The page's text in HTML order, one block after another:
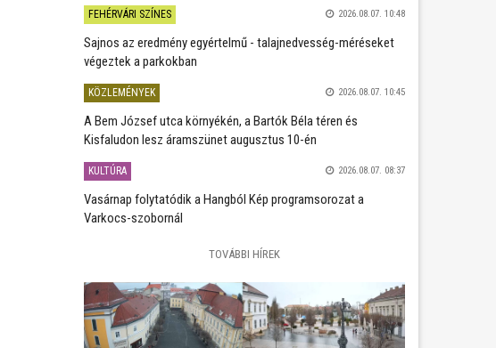
FEHÉRVÁRI SZÍNES 2026.08.07. 10:48
Sajnos az eredmény egyértelmű - talajnedvesség-méréseket
végeztek a parkokban
KÖZLEMÉNYEK 2026.08.07. 10:45
A Bem József utca környékén, a Bartók Béla téren és
Kisfaludon lesz áramszünet augusztus 10-én
KULTÚRA 2026.08.07. 08:37
Vasárnap folytatódik a Hangból Kép programsorozat a
Varkocs-szobornál
TOVÁBBI HÍREK